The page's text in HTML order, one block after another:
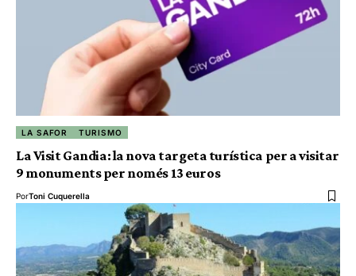
LA SAFOR TURISMO
La Visit Gandia: la nova targeta turística per a visitar
9 monuments per només 13 euros
PorToni Cuquerella